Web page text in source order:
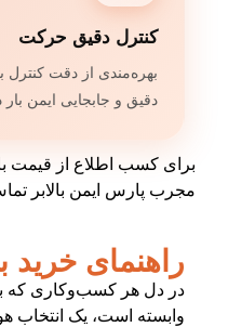
کنترل دقیق حرکت
بهره‌مندی از دقت کنترل
دقیق و جابجایی ایمن
برای کسب اطلاع از قیمت
مجرب پارس ایمن بالابر
راهنمای خرید
در دل هر کسب‌وکاری که
وابسته است، یک انتخاب